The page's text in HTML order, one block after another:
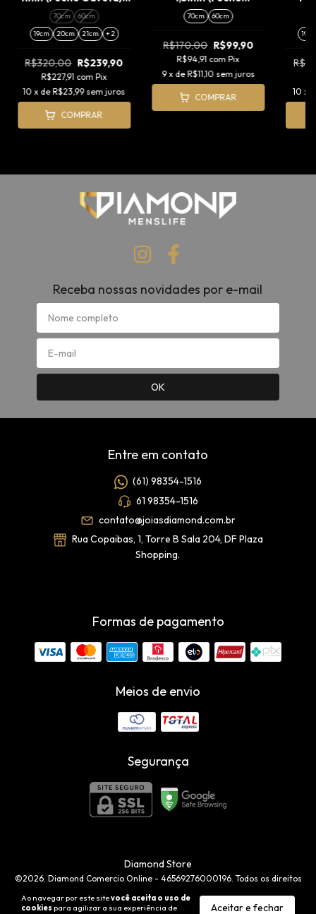
Ao navegar por este sitevocê aceita o uso de
cookies para agilizar a sua experiência de
Aceitar e fechar
Pingente Cruz
Amarrada (M)
70cm
60cm
19cm
20cm 21cm + 2
R$320,00 R$239,90
R$227,91 com Pix
10 x de R$23,99 sem juros
COMPRAR
Tradicional) +
Pingente Cruz Agulha
70cm 60cm
R$170,00 R$99,90
R$94,91 com Pix
9 x de R$11,10 sem juros
COMPRAR
10 x
Receba nossas novidades por e-mail
Entre em contato
(61) 98354-1516
61 98354-1516
contato@joiasdiamond.com.br
Rua Copaibas, 1, Torre B Sala 204, DF Plaza
Shopping.
Formas de pagamento
Meios de envio
Segurança
Diamond Store
©2026. Diamond Comercio Online - 46569276000196. Todos os direitos